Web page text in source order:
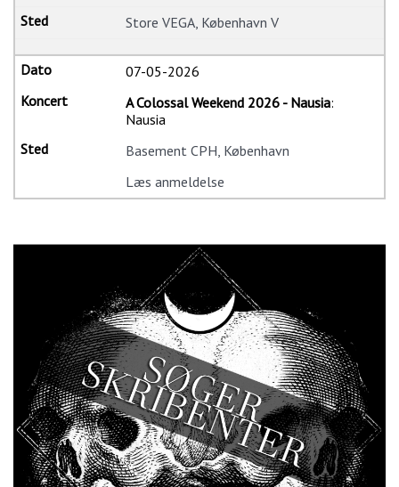
Store VEGA, København V
07-05-2026
A Colossal Weekend 2026 - Nausia:
Nausia
Basement CPH, København
Læs anmeldelse